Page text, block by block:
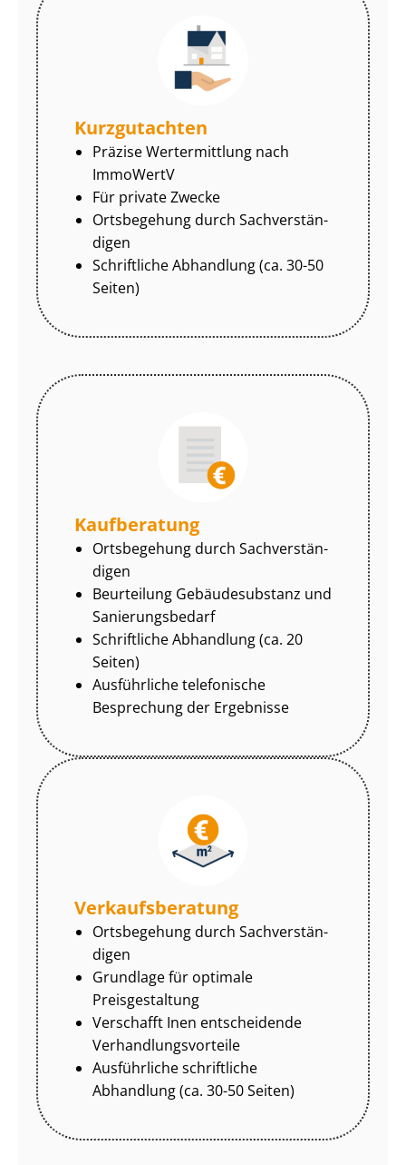
Kurzgutachten
Präzise Wertermittlung nach
ImmoWertV
Für private Zwecke
Ortsbegehung durch Sach­ver­stän­
di­gen
Schriftliche Abhandlung (ca. 30-50
Seiten)
Kaufberatung
Ortsbegehung durch Sach­ver­stän­
di­gen
Beurteilung Gebäudesubstanz und
Sa­nie­rungs­be­darf
Schriftliche Abhandlung (ca. 20
Seiten)
Ausführliche telefonische
Besprechung der Ergebnisse
Ver­kaufs­be­ra­tung
Ortsbegehung durch Sach­ver­stän­
di­gen
Grundlage für optimale
Preisgestaltung
Verschafft Inen entscheidende
Ver­hand­lungs­vor­tei­le
Ausführliche schriftliche
Abhandlung (ca. 30-50 Seiten)